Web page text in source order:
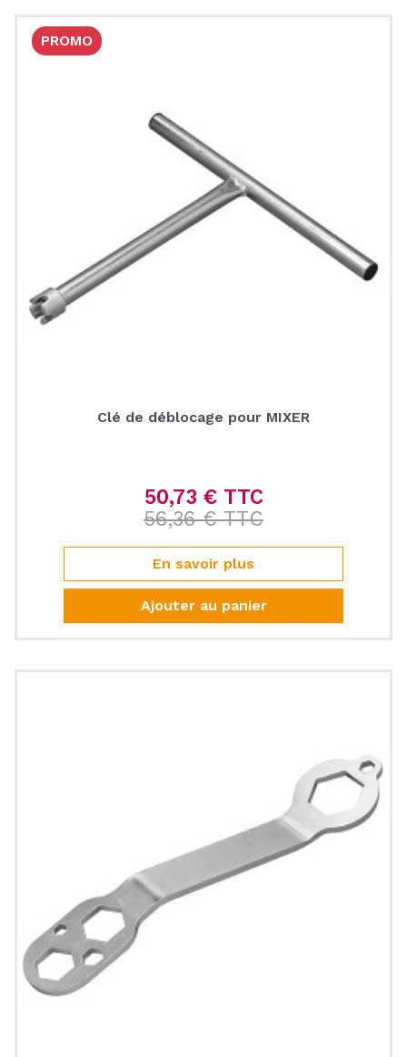
Clé de déblocage pour MIXER
50,73 € TTCPrix de base
56,36 € TTCPrix
En savoir plus
Ajouter au panier
PROMO